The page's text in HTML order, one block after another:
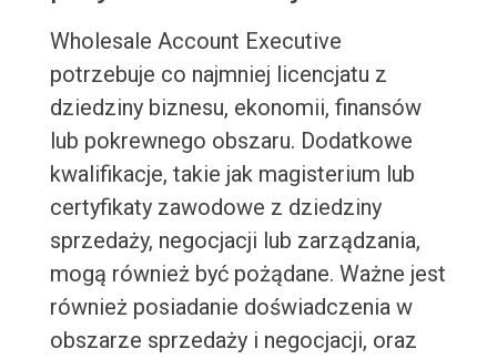
Wholesale Account Executive
potrzebuje co najmniej licencjatu z
dziedziny biznesu, ekonomii, finansów
lub pokrewnego obszaru. Dodatkowe
kwalifikacje, takie jak magisterium lub
certyfikaty zawodowe z dziedziny
sprzedaży, negocjacji lub zarządzania,
mogą również być pożądane. Ważne jest
również posiadanie doświadczenia w
obszarze sprzedaży i negocjacji, oraz